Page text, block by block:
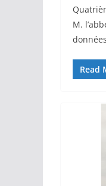
M.
Read